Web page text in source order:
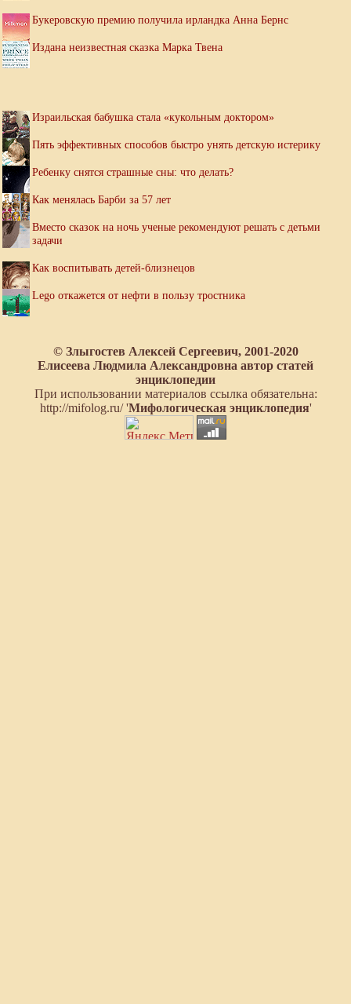
Букеровскую премию получила ирландка Анна Бернс
Издана неизвестная сказка Марка Твена
Израильская бабушка стала «кукольным доктором»
Пять эффективных способов быстро унять детскую истерику
Ребенку снятся страшные сны: что делать?
Как менялась Барби за 57 лет
Вместо сказок на ночь ученые рекомендуют решать с детьми
задачи
Как воспитывать детей-близнецов
Lego откажется от нефти в пользу тростника
© Злыгостев Алексей Сергеевич, 2001-2020
Елисеева Людмила Александровна автор статей
энциклопедии
При использовании материалов ссылка обязательна:
http://mifolog.ru/ 'Мифологическая энциклопедия'